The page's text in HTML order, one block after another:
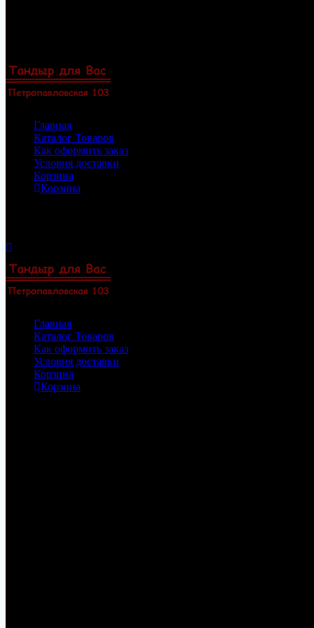
Главная
Каталог Товаров
Как оформить заказ
Условия доставки
Корзина
Корзина
Главная
Каталог Товаров
Как оформить заказ
Условия доставки
Корзина
Корзина